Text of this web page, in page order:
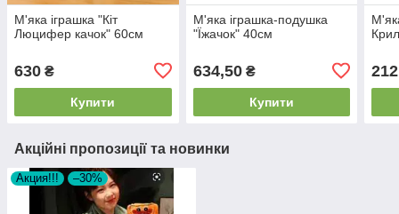
М'яка іграшка "Кіт
Люцифер качок" 60см
630 ₴
Купити
М'яка іграшка-подушка
"Їжачок" 40см
634,50₴
Купити
Акційні пропозиції та новинки
Акция!!! –30%